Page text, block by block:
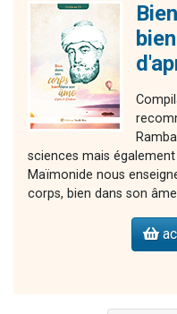
sciences mais
Maïmonide nous
corps, bien dans son âme